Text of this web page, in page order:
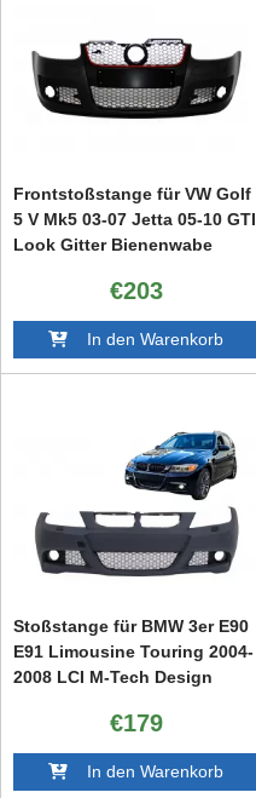
Frontstoßstange für VW Golf
5 V Mk5 03-07 Jetta 05-10 GTI
Look Gitter Bienenwabe
€203
In den Warenkorb
Stoßstange für BMW 3er E90
E91 Limousine Touring 2004-
2008 LCI M-Tech Design
€179
In den Warenkorb